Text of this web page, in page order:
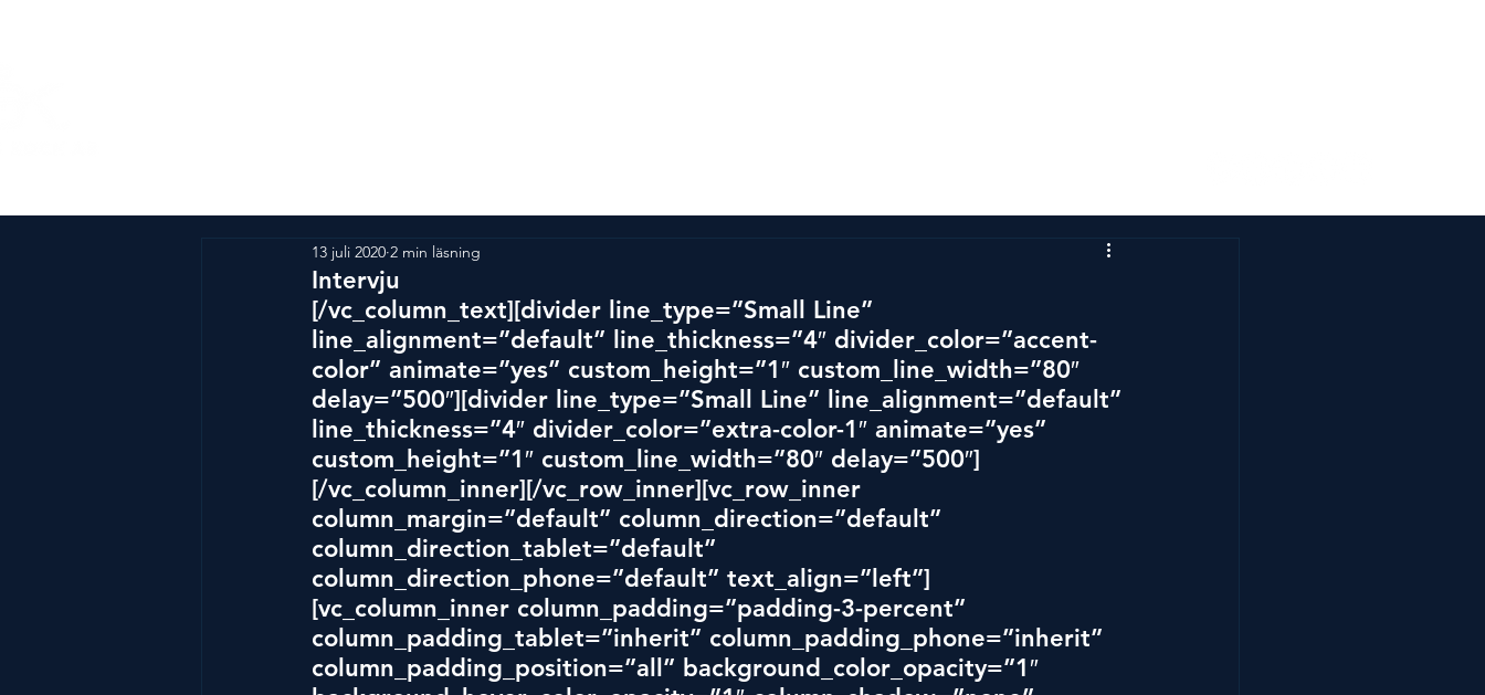
13 juli 2020 2 min läsning
Intervju
[/vc_column_text][divider line_type=”Small Line”
line_alignment=”default” line_thickness=”4″ divider_color=”accent-
color” animate=”yes” custom_height=”1″ custom_line_width=”80″
delay=”500″][divider line_type=”Small Line” line_alignment=”default”
line_thickness=”4″ divider_color=”extra-color-1″ animate=”yes”
custom_height=”1″ custom_line_width=”80″ delay=”500″]
[/vc_column_inner][/vc_row_inner][vc_row_inner
column_margin=”default” column_direction=”default”
column_direction_tablet=”default”
column_direction_phone=”default” text_align=”left”]
[vc_column_inner column_padding=”padding-3-percent”
column_padding_tablet=”inherit” column_padding_phone=”inherit”
column_padding_position=”all” background_color_opacity=”1″